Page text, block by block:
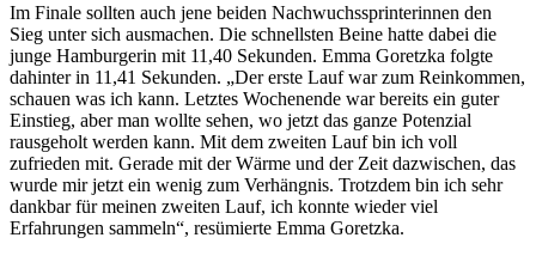
Im Finale sollten auch jene beiden Nachwuchssprinterinnen den
Sieg unter sich ausmachen. Die schnellsten Beine hatte dabei die
junge Hamburgerin mit 11,40 Sekunden. Emma Goretzka folgte
dahinter in 11,41 Sekunden. „Der erste Lauf war zum Reinkommen,
schauen was ich kann. Letztes Wochenende war bereits ein guter
Einstieg, aber man wollte sehen, wo jetzt das ganze Potenzial
rausgeholt werden kann. Mit dem zweiten Lauf bin ich voll
zufrieden mit. Gerade mit der Wärme und der Zeit dazwischen, das
wurde mir jetzt ein wenig zum Verhängnis. Trotzdem bin ich sehr
dankbar für meinen zweiten Lauf, ich konnte wieder viel
Erfahrungen sammeln“, resümierte Emma Goretzka.